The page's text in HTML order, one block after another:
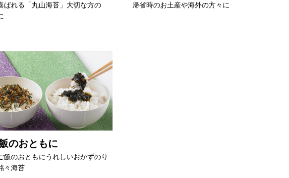
ばれる「丸山海苔」大切な方の
帰省時のお土産や海外の方々に
のおともに
飯のおともにうれしいおかずのり
々海苔